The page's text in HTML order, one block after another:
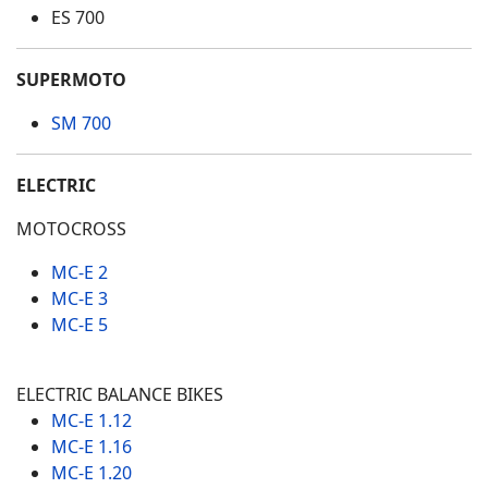
ES 700
SUPERMOTO
SM 700
ELECTRIC
MOTOCROSS
MC-E 2
MC-E 3
MC-E 5
ELECTRIC BALANCE BIKES
MC-E 1.12
MC-E 1.16
MC-E 1.20